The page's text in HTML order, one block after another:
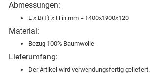
Abmessungen:
L x B(T) x H in mm = 1400x1900x120
Material:
Bezug 100% Baumwolle
Lieferumfang:
Der Artikel wird verwendungsfertig geliefert.